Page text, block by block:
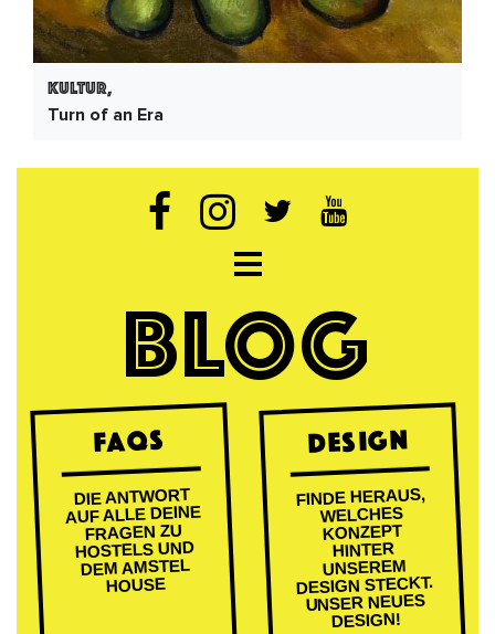
Kultur,
Turn of an Era
Open navigation
BLOG
FAQs
DIE ANTWORT
AUF ALLE DEINE
FRAGEN ZU
HOSTELS UND
DEM AMSTEL
HOUSE
DESIGN
FINDE HERAUS,
WELCHES
KONZEPT
HINTER
UNSEREM
DESIGN STECKT.
UNSER NEUES
DESIGN!